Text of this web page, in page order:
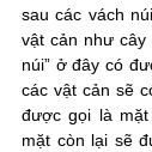
sau các vách
vật cản như cây
núi” ở đây có
các vật cản sẽ
được gọi là mặt
mặt còn lại sẽ